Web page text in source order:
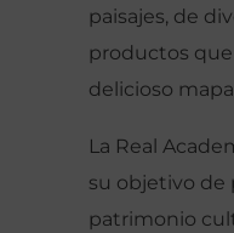
paisajes, de
productos
delicioso
La Real
su objetivo de
patrimonio